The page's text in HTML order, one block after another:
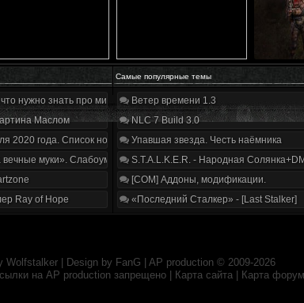
Самые популярные темы
нужно знать про мир, геймплей и сюжет | Разбор трейлера
Маслом
2020 года. Список нововведений
муки». Слабоумие и отвага
Ray of Hope
Ветер времени 1.3
NLC 7 Build 3.0
Упавшая звезда. Честь наёмника
S.T.A.L.K.E.R. - Народная
[COM] Аддоны, модификации.
«Последний Сталкер» - [Last Stalker]
Wolfstalker | Design by FanG AP production © 2009-2026
на AP production запрещено | Карта сайта Карта